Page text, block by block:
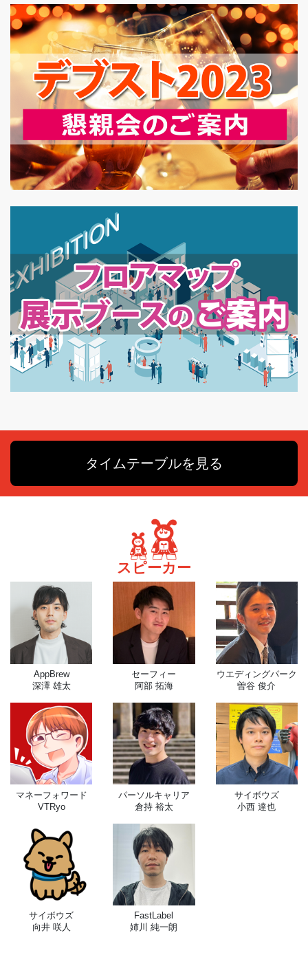
タイムテーブルを見る
スピーカー
AppBrew
深澤 雄太
セーフィー
阿部 拓海
ウエディングパーク
曽谷 俊介
マネーフォワード
VTRyo
パーソルキャリア
倉持 裕太
サイボウズ
小西 達也
サイボウズ
向井 咲人
FastLabel
姉川 純一朗